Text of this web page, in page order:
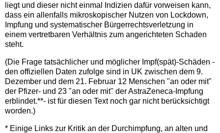
liegt und dieser nicht einmal Indizien dafür vorweisen kann,
dass ein allenfalls mikroskopischer Nutzen von Lockdown,
Impfung und systematischer Bürgerrechtsverletzung in
einem vertretbaren Verhältnis zum angerichteten Schaden
steht.
(Die Frage tatsächlicher und möglicher Impf(spät)-Schäden -
den offiziellen Daten zufolge sind in UK zwischen dem 9.
Dezember und dem 21. Februar 12 Menschen "an oder mit"
der Pfizer- und 23 "an oder mit" der AstraZeneca-Impfung
erblindet.**- ist für diesen Text noch gar nicht berücksichtigt
worden.)
* Einige Links zur Kritik an der Durchimpfung, an alten und